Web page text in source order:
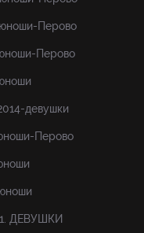
Перово
Перово
девушки
Перово
ДЕВУШКИ